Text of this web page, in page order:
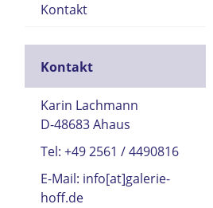
Kontakt
Kontakt
Karin Lachmann
D-48683 Ahaus
Tel: +49 2561 / 4490816
E-Mail: info[at]galerie-
hoff.de